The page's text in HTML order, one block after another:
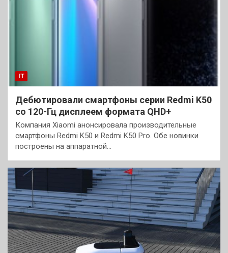
IT
Дебютировали смартфоны серии Redmi K50
со 120-Гц дисплеем формата QHD+
Компания Xiaomi анонсировала производительные
смартфоны Redmi K50 и Redmi K50 Pro. Обе новинки
построены на аппаратной…